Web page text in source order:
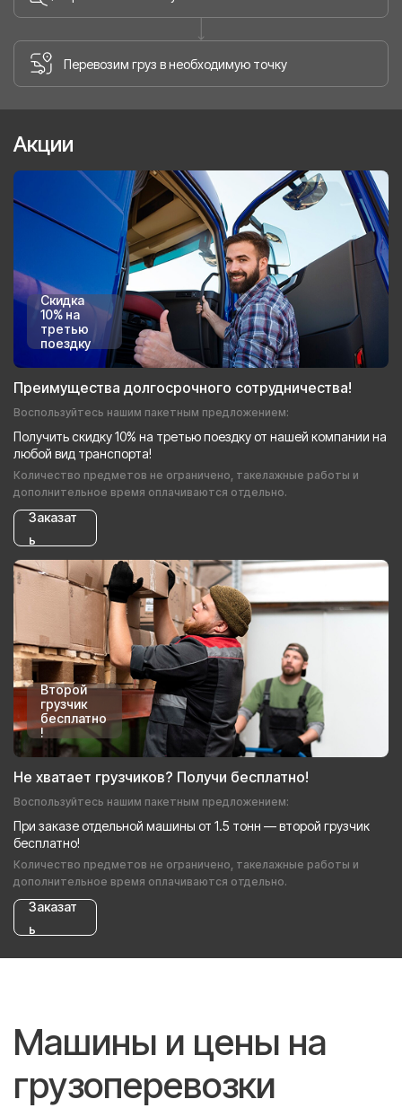
Перевозим груз в необходимую точку
Акции
Скидка
10% на
третью
поездку
Преимущества долгосрочного сотрудничества!
Воспользуйтесь нашим пакетным предложением:
Получить скидку 10% на третью поездку от нашей компании на
любой вид транспорта!
Количество предметов не ограничено, такелажные работы и
дополнительное время оплачиваются отдельно.
Заказат
ь
Второй
грузчик
бесплатно
!
Не хватает грузчиков? Получи бесплатно!
Воспользуйтесь нашим пакетным предложением:
При заказе отдельной машины от 1.5 тонн — второй грузчик
бесплатно!
Количество предметов не ограничено, такелажные работы и
дополнительное время оплачиваются отдельно.
Заказат
ь
Машины и цены на
грузоперевозки